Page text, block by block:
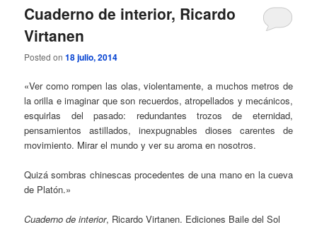
Cuaderno de interior, Ricardo
Virtanen
Posted on18 julio, 2014
«Ver como rompen las olas, violentamente, a muchos metros de
la orilla e imaginar que son recuerdos, atropellados y mecánicos,
esquirlas del pasado: redundantes trozos de eternidad,
pensamientos astillados, inexpugnables dioses carentes de
movimiento. Mirar el mundo y ver su aroma en nosotros.
Quizá sombras chinescas procedentes de una mano en la cueva
de Platón.»
Cuaderno de interior, Ricardo Virtanen. Ediciones Baile del Sol